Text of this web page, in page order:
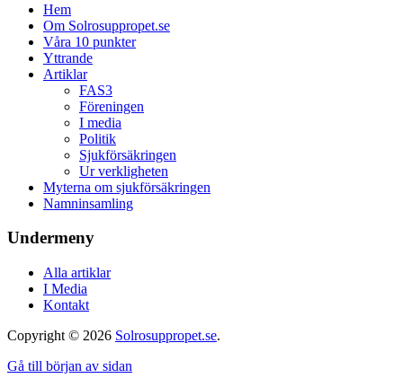
Hem
Om Solrosuppropet.se
Våra 10 punkter
Yttrande
Artiklar
FAS3
Föreningen
I media
Politik
Sjukförsäkringen
Ur verkligheten
Myterna om sjukförsäkringen
Namninsamling
Undermeny
Alla artiklar
I Media
Kontakt
Copyright © 2026 Solrosuppropet.se.
Gå till början av sidan